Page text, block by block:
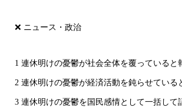
❌ ニュース・政治
1 連休明けの憂鬱が社会全体を覆っていると
2 連休明けの憂鬱が経済活動を鈍らせている
3 連休明けの憂鬱を国民感情として一括して